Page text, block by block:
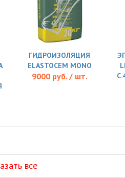
ГИДРОИЗОЛЯЦИЯ
ELASTOCEM MONO
9000 руб. / шт.
все